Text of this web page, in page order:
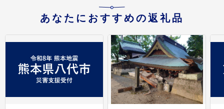
あなたにおすすめの返礼品